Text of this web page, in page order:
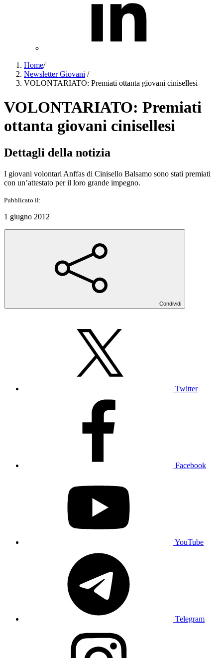
Home/
Newsletter Giovani /
VOLONTARIATO: Premiati ottanta giovani cinisellesi
VOLONTARIATO: Premiati
ottanta giovani cinisellesi
Dettagli della notizia
I giovani volontari Anffas di Cinisello Balsamo sono stati premiati
con un’attestato per il loro grande impegno.
Pubblicato il:
1 giugno 2012
Condividi
Twitter
Facebook
YouTube
Telegram